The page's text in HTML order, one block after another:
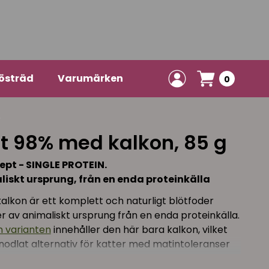
Varumärken 0
98% med kalkon, 85 g
- SINGLE PROTEIN.
ursprung, från en enda proteinkälla
är ett komplett och naturligt blötfoder
av animaliskt ursprung från en enda proteinkälla.
varianten innehåller den här bara kalkon, vilket
alternativ för katter med matintoleranser